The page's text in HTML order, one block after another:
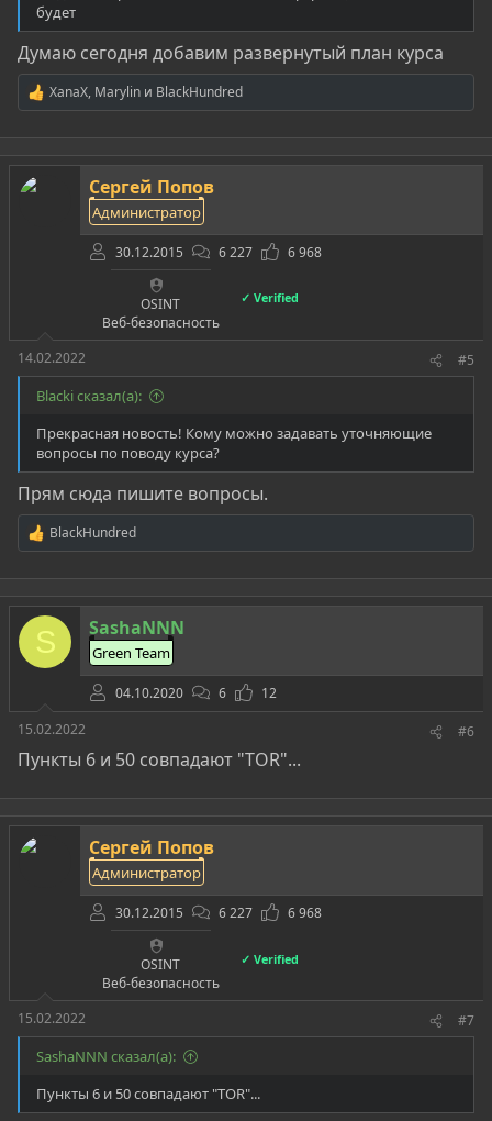
будет
Думаю сегодня добавим развернутый план курса
Р
е
а
ц
и
XanaX, Marylin и BlackHundred
Сергей Попов
Администратор
30.12.2015 6 227 6 968
OSINT
Веб-безопасность
✓ Verified
14.02.2022 #5
Blacki сказал(а):
Прекрасная новость! Кому можно задавать уточняющие
вопросы по поводу курса?
Прям сюда пишите вопросы.
Р
е
а
к
ц
и
:
BlackHundred
S SashaNNN
Green Team
04.10.2020 6
12
15.02.2022
#6
Пункты 6 и 50 совпадают "TOR"...
Сергей Попов
Администратор
30.12.2015 6 227 6 968
OSINT
Веб-безопасность
✓ Verified
15.02.2022 #7
SashaNNN сказал(а):
Пункты 6 и 50 совпадают "TOR"...